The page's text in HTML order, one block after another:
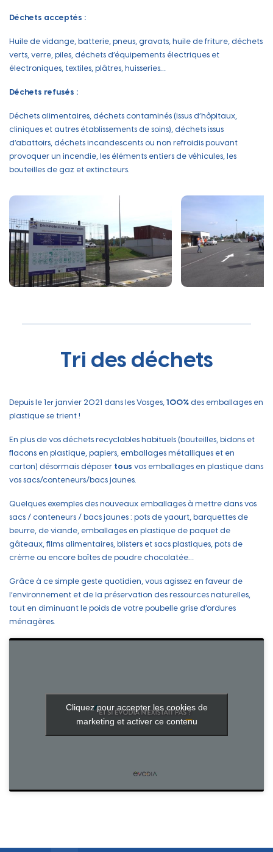
Déchets acceptés :
Huile de vidange, batterie, pneus, gravats, huile de friture, déchets
verts, verre, piles, déchets d’équipements électriques et
électroniques, textiles, plâtres, huisseries…
Déchets refusés :
Déchets alimentaires, déchets contaminés (issus d’hôpitaux,
cliniques et autres établissements de soins), déchets issus
d’abattoirs, déchets incandescents ou non refroidis pouvant
provoquer un incendie, les éléments entiers de véhicules, les
bouteilles de gaz et extincteurs.
Tri des déchets
Depuis le 1er janvier 2021 dans les Vosges, 100%des emballages en
plastique se trient !
En plus de vos déchets recyclables habituels (bouteilles, bidons et
flacons en plastique, papiers, emballages métalliques et en
carton) désormais déposer tous vos emballages en plastique dans
vos sacs/conteneurs/bacs jaunes.
Quelques exemples des nouveaux emballages à mettre dans vos
sacs / conteneurs / bacs jaunes : pots de yaourt, barquettes de
beurre, de viande, emballages en plastique de paquet de
gâteaux, films alimentaires, blisters et sacs plastiques, pots de
crème ou encore boîtes de poudre chocolatée…
Grâce à ce simple geste quotidien, vous agissez en faveur de
l’environnement et de la préservation des ressources naturelles,
tout en diminuant le poids de votre poubelle grise d’ordures
ménagères.
Cliquez pour accepter les cookies de
marketing et activer ce contenu